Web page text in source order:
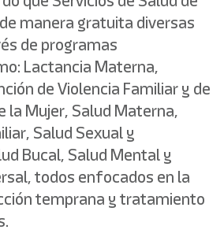
manera gratuita diversas
de programas
Lactancia Materna,
de Violencia Familiar y de
la Mujer, Salud Materna,
Salud Sexual y
Bucal, Salud Mental y
todos enfocados en la
temprana y tratamiento